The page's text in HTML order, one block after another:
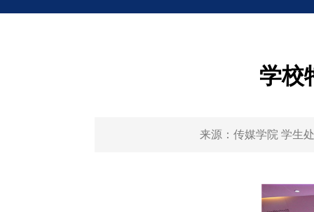
学校
来源： 传媒学院 学生